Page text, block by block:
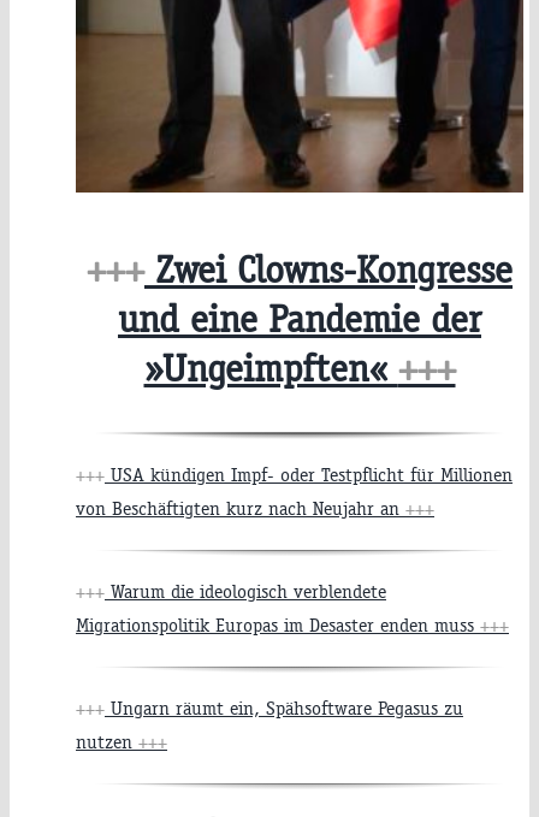
+++Zwei Clowns-Kongresse
und eine Pandemie der
»Ungeimpften« +++
+++ USA kündigen Impf- oder Testpflicht für Millionen
von Beschäftigten kurz nach Neujahr an +++
+++ Warum die ideologisch verblendete
Migrationspolitik Europas im Desaster enden muss +++
+++ Ungarn räumt ein, Spähsoftware Pegasus zu
nutzen +++